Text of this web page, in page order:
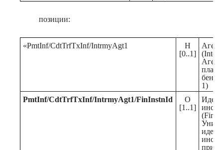
позиции:
«PmtInf/CdtTrfTxInf/IntrmyAgt1
Н
[0..1]
1)
PmtInf/CdtTrfTxInf/IntrmyAgt1/FinInstnId
О
[1..1]